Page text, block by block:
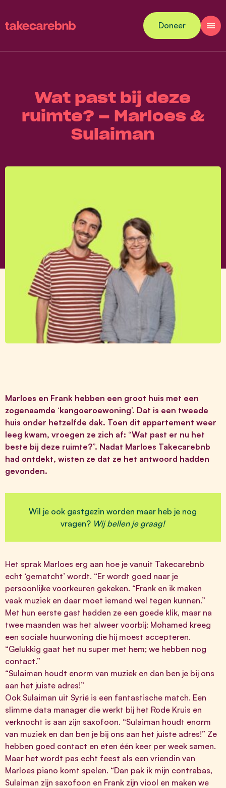
Doneer
Wat past bij deze
ruimte? – Marloes &
Sulaiman
Marloes en Frank hebben een groot huis met een
zogenaamde ‘kangoeroewoning’. Dat is een tweede
huis onder hetzelfde dak. Toen dit appartement weer
leeg kwam, vroegen ze zich af: “Wat past er nu het
beste bij deze ruimte?”. Nadat Marloes Takecarebnb
had ontdekt, wisten ze dat ze het antwoord hadden
gevonden.
Wil je ook gastgezin worden maar heb je nog
vragen? Wij bellen je graag!
Het sprak Marloes erg aan hoe je vanuit Takecarebnb
echt ‘gematcht’ wordt. “Er wordt goed naar je
persoonlijke voorkeuren gekeken. “Frank en ik maken
vaak muziek en daar moet iemand wel tegen kunnen.”
Met hun eerste gast hadden ze een goede klik, maar na
twee maanden was het alweer voorbij: Mohamed kreeg
een sociale huurwoning die hij moest accepteren.
“Gelukkig gaat het nu super met hem; we hebben nog
contact.”
“Sulaiman houdt enorm van muziek en dan ben je bij ons
aan het juiste adres!”
Ook Sulaiman uit Syrië is een fantastische match. Een
slimme data manager die werkt bij het Rode Kruis en
verknocht is aan zijn saxofoon. “Sulaiman houdt enorm
van muziek en dan ben je bij ons aan het juiste adres!” Ze
hebben goed contact en eten één keer per week samen.
Maar het wordt pas echt feest als een vriendin van
Marloes piano komt spelen. “Dan pak ik mijn contrabas,
Sulaiman zijn saxofoon en Frank zijn viool en maken we